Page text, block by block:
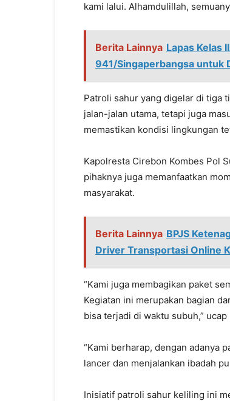
kami lalui. Alhamdulillah,
Berita Lainnya Lapas Kelas
941/Singaperbangsa untuk
Patroli sahur yang digelar di tiga
jalan-jalan utama, tetapi juga
memastikan kondisi lingkungan
Kapolresta Cirebon Kombes Pol
pihaknya juga memanfaatkan
masyarakat.
Berita Lainnya BPJS
Driver Transportasi Online
“Kami juga membagikan paket
Kegiatan ini merupakan bagian
bisa terjadi di waktu subuh,” ucap
“Kami berharap, dengan adanya
lancer dan menjalankan ibadah
Inisiatif patroli sahur keliling ini